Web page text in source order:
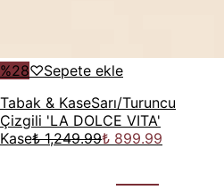
%28♡Sepete ekle
Tabak & KaseSarı/Turuncu
Çizgili 'LA DOLCE VITA'
Kase₺ 1,249.99₺ 899.99